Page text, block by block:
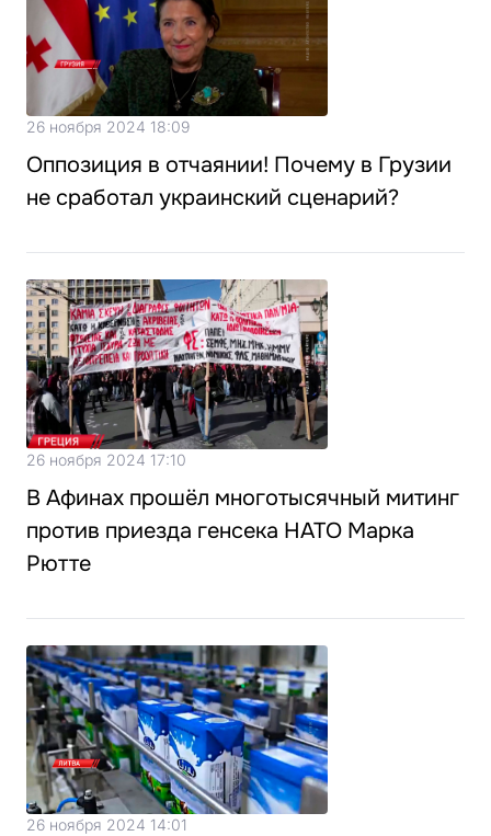
26 ноября 2024 18:09
Оппозиция в отчаянии! Почему в Грузии
не сработал украинский сценарий?
26 ноября 2024 17:10
В Афинах прошёл многотысячный митинг
против приезда генсека НАТО Марка
Рютте
26 ноября 2024 14:01